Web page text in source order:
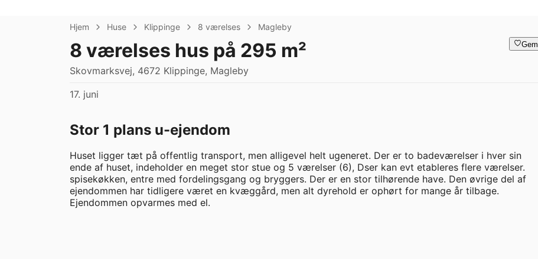
Hjem Huse Klippinge 8 værelses Magleby
8 værelses hus på 295 m²
Skovmarksvej, 4672 Klippinge, Magleby
Gem
17. juni
Stor 1 plans u-ejendom
Huset ligger tæt på offentlig transport, men alligevel helt ugeneret. Der er to badeværelser i hver sin
ende af huset, indeholder en meget stor stue og 5 værelser (6), Dser kan evt etableres flere værelser.
spisekøkken, entre med fordelingsgang og bryggers. Der er en stor tilhørende have. Den øvrige del af
ejendommen har tidligere været en kvæggård, men alt dyrehold er ophørt for mange år tilbage.
Ejendommen opvarmes med el.